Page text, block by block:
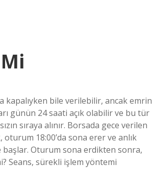
kapalıyken bile verilebilir, ancak emrin
günün 24 saati açık olabilir ve bu tür
sıraya alınır. Borsada gece verilen
18:00’da sona erer ve anlık
başlar. Oturum sona erdikten sonra,
Seans, sürekli işlem yöntemi